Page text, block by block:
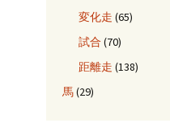
変化走 (65)
試合 (70)
距離走 (138)
馬(29)